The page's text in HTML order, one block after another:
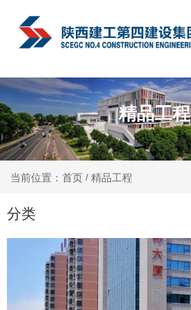
中文
精品工程
当前位置：首页 / 精品工程
分类